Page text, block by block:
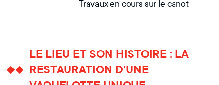
Travaux en cours sur le canot
LE LIEU ET SON HISTOIRE : LA
RESTAURATION D'UNE